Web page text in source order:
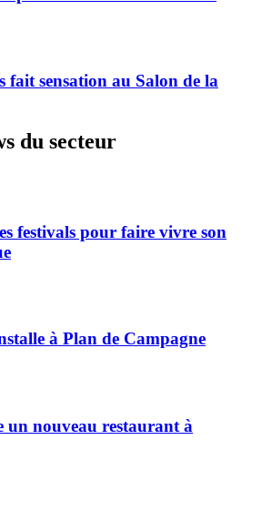
fait sensation au Salon de la
du secteur
festivals pour faire vivre son
à Plan de Campagne
un nouveau restaurant à